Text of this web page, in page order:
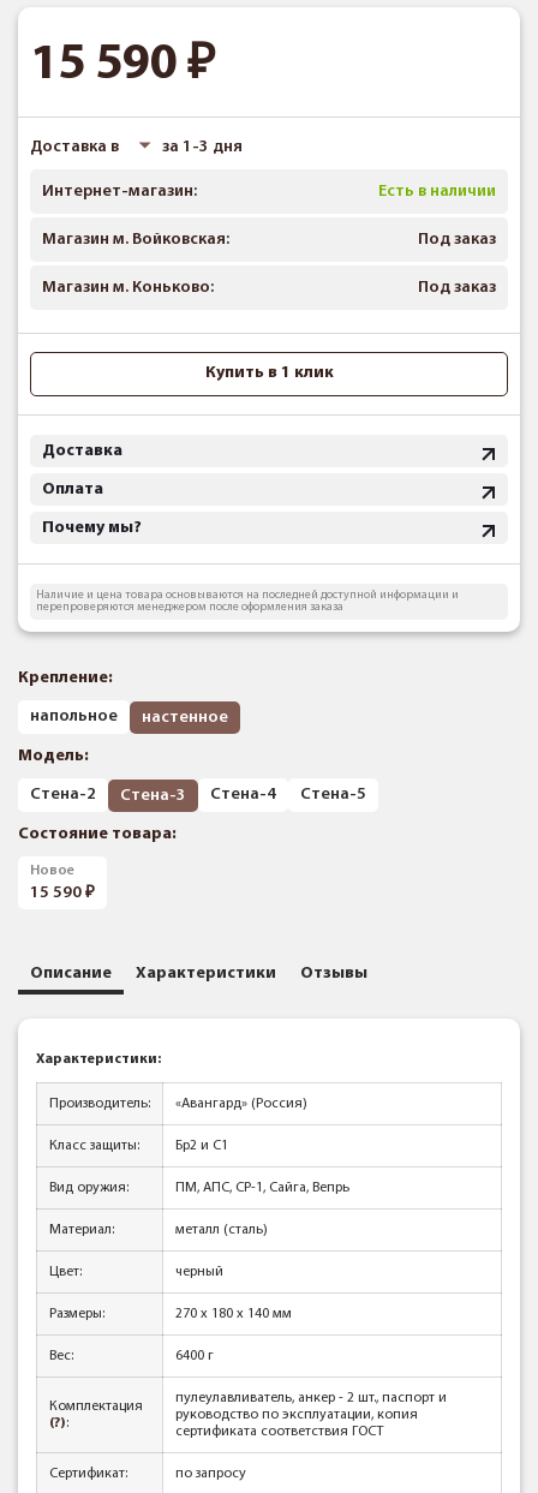
15 590
Доставка в за 1-3 дня
Интернет-магазин: Есть в наличии
Магазин м. Войковская: Под заказ
Магазин м. Коньково: Под заказ
Купить в 1 клик
Доставка
Оплата
Почему мы?
Наличие и цена товара основываются на последней доступной информации и
перепроверяются менеджером после оформления заказа
Крепление:
напольное настенное
Модель:
Стена-2 Стена-3 Стена-4 Стена-5
Состояние товара:
Новое
15 590
Описание Характеристики Отзывы
Характеристики:
Производитель: «Авангард» (Россия)
Класс защиты: Бр2 и С1
Вид оружия: ПМ, АПС, СР-1, Сайга, Вепрь
Материал: металл (сталь)
Цвет: черный
Размеры: 270 x 180 x 140 мм
Вес: 6400 г
Комплектация
(?):
пулеулавливатель, анкер - 2 шт., паспорт и
руководство по эксплуатации, копия
сертификата соответствия ГОСТ
Сертификат: по запросу